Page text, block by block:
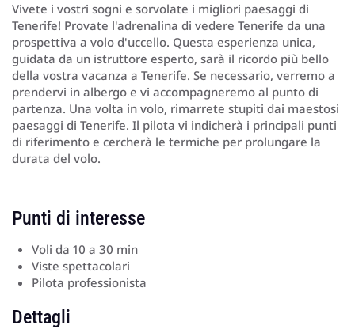
Vivete i vostri sogni e sorvolate i migliori paesaggi di
Tenerife! Provate l'adrenalina di vedere Tenerife da una
prospettiva a volo d'uccello. Questa esperienza unica,
guidata da un istruttore esperto, sarà il ricordo più bello
della vostra vacanza a Tenerife. Se necessario, verremo a
prendervi in albergo e vi accompagneremo al punto di
partenza. Una volta in volo, rimarrete stupiti dai maestosi
paesaggi di Tenerife. Il pilota vi indicherà i principali punti
di riferimento e cercherà le termiche per prolungare la
durata del volo.
Punti di interesse
Voli da 10 a 30 min
Viste spettacolari
Pilota professionista
Dettagli